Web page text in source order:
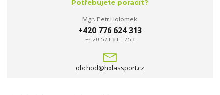
Potřebujete poradit?
Mgr. Petr Holomek
+420 776 624 313
+420 571 611 753
obchod@holassport.cz